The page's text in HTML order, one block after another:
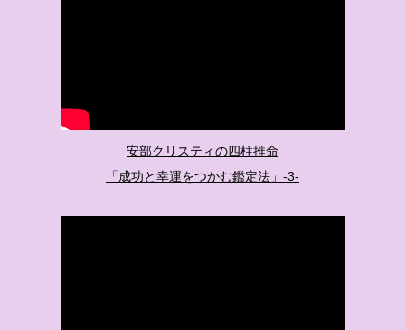
安部クリスティの四柱推命
「成功と幸運をつかむ鑑定法」-3-